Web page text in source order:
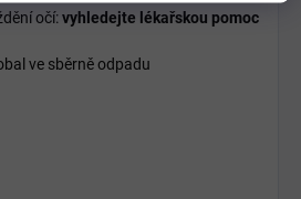
očí:vyhledejte lékařskou pomoc
ve sběrně odpadu